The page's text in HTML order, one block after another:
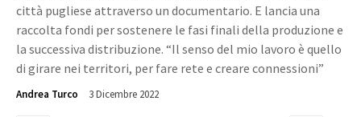
città pugliese attraverso un documentario. E lancia una
raccolta fondi per sostenere le fasi finali della produzione e
la successiva distribuzione. “Il senso del mio lavoro è quello
di girare nei territori, per fare rete e creare connessioni”
Andrea Turco 3 Dicembre 2022